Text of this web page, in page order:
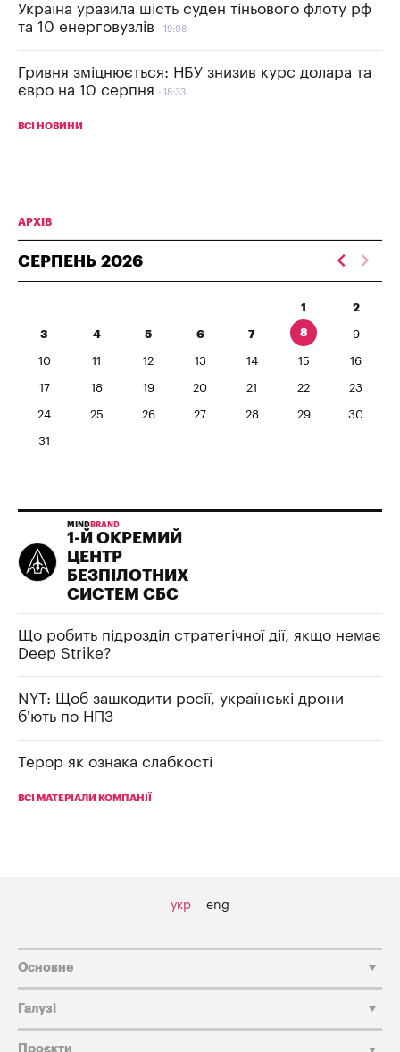
Україна уразила шість суден тіньового флоту рф
та 10 енерговузлів
19:08
Гривня зміцнюється: НБУ знизив курс долара та
євро на 10 серпня
18:33
ВСІ НОВИНИ
АРХІВ
СЕРПЕНЬ 2026
1 2
3 4 5 6 7 8 9
10 11 12 13 14 15 16
17 18 19 20 21 22 23
24 25 26 27 28 29 30
31
MIND BRAND
1-Й ОКРЕМИЙ
ЦЕНТР
БЕЗПІЛОТНИХ
СИСТЕМ СБС
Що робить підрозділ стратегічної дії, якщо немає
Deep Strike?
NYT: Щоб зашкодити росії, українські дрони
б’ють по НПЗ
Терор як ознака слабкості
ВСІ МАТЕРІАЛИ КОМПАНІЇ
укр eng
Основне
Галузі
Проєкти